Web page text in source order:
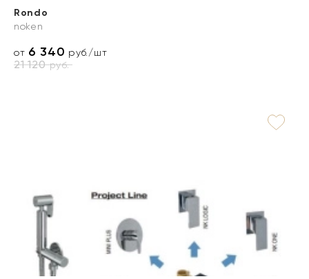
Rondo
noken
от 6 340 руб./шт
21 120руб.